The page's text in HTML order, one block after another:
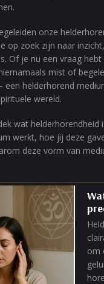
onze
op zoek zijn naar
Of je nu een vraag
mist of
helderhorend
wereld.
wat helderhorendheid
werkt, hoe jij deze
deze vorm van
om